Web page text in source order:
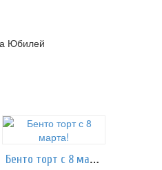
Юбилей
Бенто торт с 8 марта!